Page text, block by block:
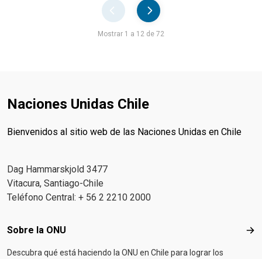
Mostrar 1 a 12 de 72
Naciones Unidas Chile
Bienvenidos al sitio web de las Naciones Unidas en Chile
Dag Hammarskjold 3477
Vitacura, Santiago-Chile
Teléfono Central: + 56 2 2210 2000
Footer menu
Sobre la ONU
Descubra qué está haciendo la ONU en Chile para lograr los